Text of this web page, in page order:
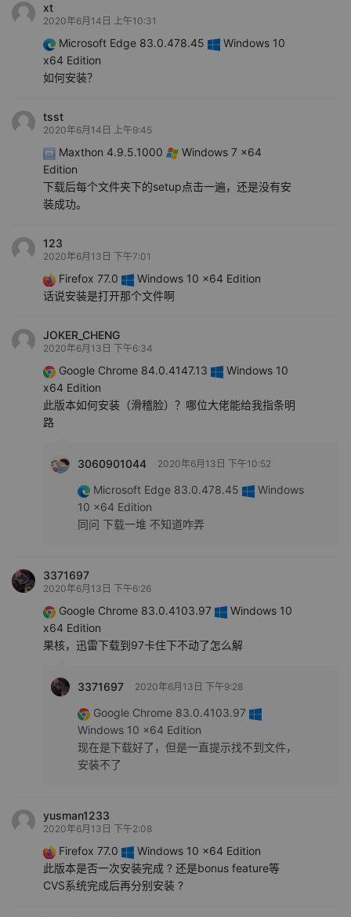
xt
2020年6月14日 上午10:31
Microsoft Edge 83.0.478.45
Windows 10
x64 Edition
如何安装？
tsst
2020年6月14日 上午9:45
Maxthon 4.9.5.1000
Windows 7 x64
Edition
下载后每个文件夹下的setup点击一遍，还是没有安
装成功。
123
2020年6月13日 下午7:01
Firefox 77.0
Windows 10 x64 Edition
话说安装是打开那个文件啊
JOKER_CHENG
2020年6月13日 下午6:34
Google Chrome 84.0.4147.13
Windows 10
x64 Edition
此版本如何安装（滑稽脸）？哪位大佬能给我指条明
路
3060901044 2020年6月13日 下午10:52
Microsoft Edge 83.0.478.45
Windows
10 x64 Edition
同问 下载一堆 不知道咋弄
3371697
2020年6月13日 下午6:26
Google Chrome 83.0.4103.97
Windows 10
x64 Edition
果核，迅雷下载到97卡住下不动了怎么解
3371697 2020年6月13日 下午9:28
Google Chrome 83.0.4103.97
Windows 10 x64 Edition
现在是下载好了，但是一直提示找不到文件，
安装不了
yusman1233
2020年6月13日 下午2:08
Firefox 77.0
Windows 10 x64 Edition
此版本是否一次安装完成 ? 还是bonus feature等
CVS系统完成后再分别安装 ?